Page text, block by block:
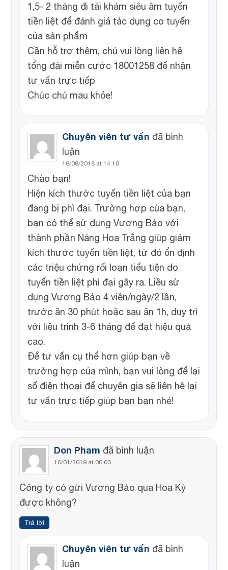
1,5- 2 tháng đi tái khám siêu âm tuyến
tiền liệt để đánh giá tác dụng co tuyến
của sản phẩm
Cần hỗ trợ thêm, chú vui lòng liên hệ
tổng đài miễn cước 18001258 để nhận
tư vấn trực tiếp
Chúc chú mau khỏe!
Chuyên viên tư vấn đã bình
luận
16/08/2018 at 14:10
Chào bạn!
Hiện kích thước tuyến tiền liệt của bạn
đang bị phì đại. Trường hợp của bạn,
bạn có thể sử dụng Vương Bảo với
thành phần Náng Hoa Trắng giúp giảm
kích thước tuyến tiền liệt, từ đó ổn định
các triệu chứng rối loạn tiểu tiện do
tuyến tiền liệt phì đại gây ra. Liều sử
dụng Vương Bảo 4 viên/ngày/2 lần,
trước ăn 30 phút hoặc sau ăn 1h, duy trì
với liệu trình 3-6 tháng để đạt hiệu quả
cao.
Để tư vấn cụ thể hơn giúp bạn về
trường hợp của mình, bạn vui lòng để lại
số điện thoại để chuyên gia sẽ liên hệ lại
tư vấn trực tiếp giúp bạn bạn nhé!
Don Pham đã bình luận
16/01/2019 at 00:03
Công ty có gửi Vương Bảo qua Hoa Kỳ
được không?
Trả lời
Chuyên viên tư vấn đã bình
luận